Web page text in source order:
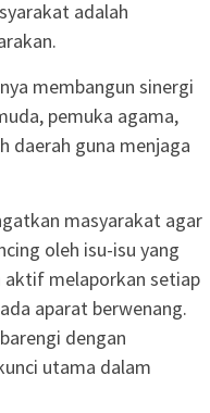
adalah
membangun sinergi
pemuka agama,
daerah guna menjaga
masyarakat agar
oleh isu-isu yang
aktif melaporkan setiap
aparat berwenang.
dengan
utama dalam